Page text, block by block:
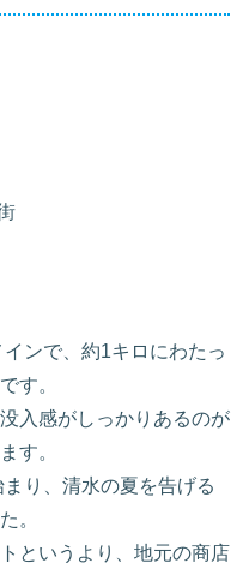
ンで、約1キロにわたっ
す。
入感がしっかりあるのが
す。
り、清水の夏を告げる
。
というより、地元の商店